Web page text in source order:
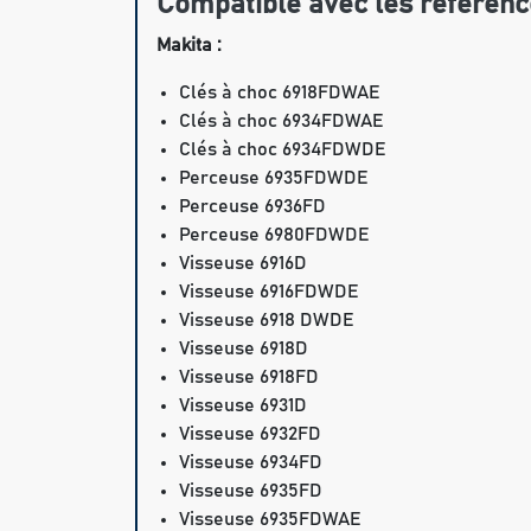
Makita :
Clés à choc 6918FDWAE
Clés à choc 6934FDWAE
Clés à choc 6934FDWDE
Perceuse 6935FDWDE
Perceuse 6936FD
Perceuse 6980FDWDE
Visseuse 6916D
Visseuse 6916FDWDE
Visseuse 6918 DWDE
Visseuse 6918D
Visseuse 6918FD
Visseuse 6931D
Visseuse 6932FD
Visseuse 6934FD
Visseuse 6935FD
Visseuse 6935FDWAE